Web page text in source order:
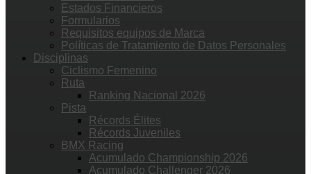
Estados Financieros
Formularios
Requisitos equipos de Marca
Políticas de Tratamiento de Datos Personales
Disciplinas
Ciclismo Femenino
Ruta
Ranking Nacional 2026
Pista
Récords Élites
Récords Juveniles
BMX Racing
Acumulado Championship 2026
Acumulado Challenger 2026